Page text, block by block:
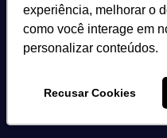
experiência, melhorar o
como você interage em
personalizar conteúdos.
Recusar Cookies
experiência, melhorar o
como você interage em
personalizar conteúdos.
Recusar Cookies
© 2024 SIEG Soluções
reservados | Termos de uso